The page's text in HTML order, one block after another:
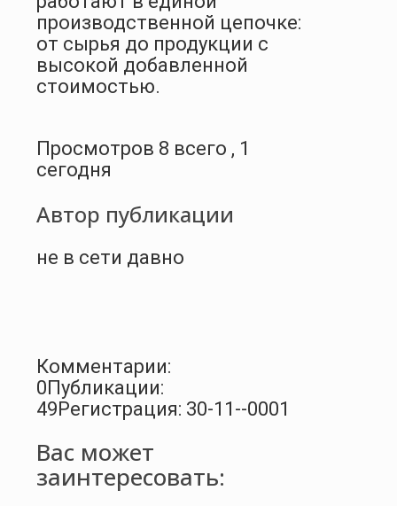
производственной цепочке:
от сырья до продукции с
высокой добавленной
стоимостью.
Просмотров 8 всего , 1
сегодня
Автор публикации
не в сети давно
Комментарии:
0 Публикации:
49 Регистрация: 30-11--0001
Вас может
заинтересовать: